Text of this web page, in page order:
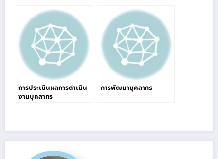
การประเมินผลการดำเนิน
งานบุคลากร
การพัฒนาบุคลากร